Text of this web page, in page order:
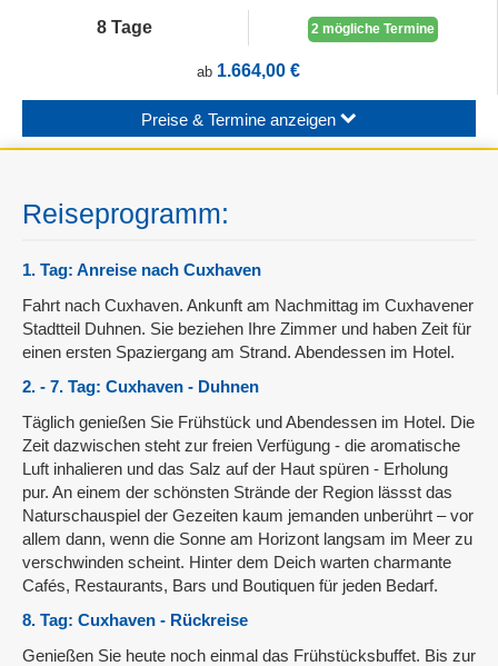
8 Tage 2 mögliche Termine
ab 1.664,00 €
Preise & Termine anzeigen
Reiseprogramm:
1. Tag: Anreise nach Cuxhaven
Fahrt nach Cuxhaven. Ankunft am Nachmittag im Cuxhavener
Stadtteil Duhnen. Sie beziehen Ihre Zimmer und haben Zeit für
einen ersten Spaziergang am Strand. Abendessen im Hotel.
2. - 7. Tag: Cuxhaven - Duhnen
Täglich genießen Sie Frühstück und Abendessen im Hotel. Die
Zeit dazwischen steht zur freien Verfügung - die aromatische
Luft inhalieren und das Salz auf der Haut spüren - Erholung
pur. An einem der schönsten Strände der Region lässst das
Naturschauspiel der Gezeiten kaum jemanden unberührt – vor
allem dann, wenn die Sonne am Horizont langsam im Meer zu
verschwinden scheint. Hinter dem Deich warten charmante
Cafés, Restaurants, Bars und Boutiquen für jeden Bedarf.
8. Tag: Cuxhaven - Rückreise
Genießen Sie heute noch einmal das Frühstücksbuffet. Bis zur